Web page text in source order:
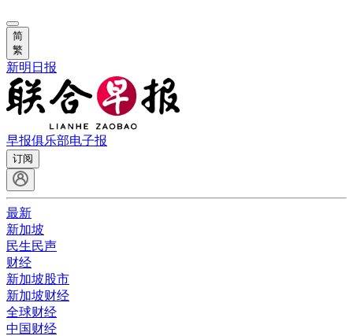
简
繁
新明日报
早报俱乐部电子报
订阅
最新
新加坡
民生民声
财经
新加坡股市
新加坡财经
全球财经
中国财经